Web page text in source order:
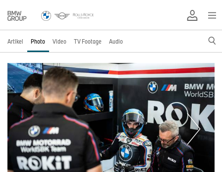
Artikel Photo Video TV Footage Audio